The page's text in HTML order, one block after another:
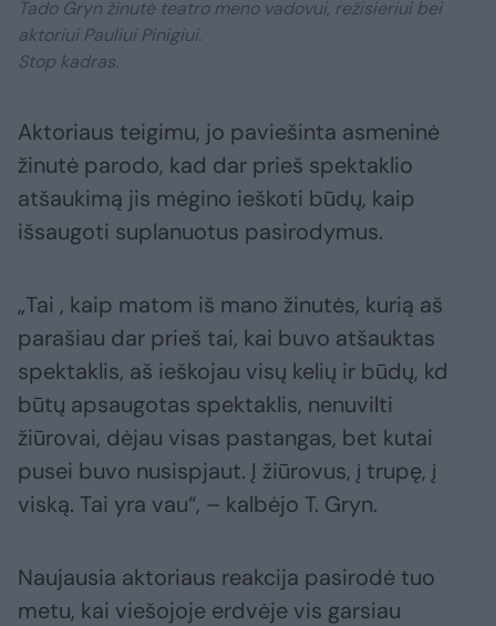
Tado Gryn žinutė teatro meno vadovui, režisieriui bei
aktoriui Pauliui Pinigiui.
Stop kadras.
Aktoriaus teigimu, jo paviešinta asmeninė
žinutė parodo, kad dar prieš spektaklio
atšaukimą jis mėgino ieškoti būdų, kaip
išsaugoti suplanuotus pasirodymus.
„Tai , kaip matom iš mano žinutės, kurią aš
parašiau dar prieš tai, kai buvo atšauktas
spektaklis, aš ieškojau visų kelių ir būdų, kd
būtų apsaugotas spektaklis, nenuvilti
žiūrovai, dėjau visas pastangas, bet kutai
pusei buvo nusispjaut. Į žiūrovus, į trupę, į
viską. Tai yra vau“, – kalbėjo T. Gryn.
Naujausia aktoriaus reakcija pasirodė tuo
metu, kai viešojoje erdvėje vis garsiau